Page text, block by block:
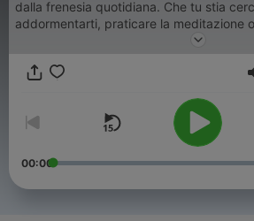
dalla frenesia quotidiana. Che tu stia
addormentarti, praticare la meditazione
creare un'atmosfera serena, i nostri
sensoriale unica che ti aiuterà a
00:00